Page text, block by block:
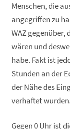
Menschen, die
angegriffen zu
WAZ gegenüber,
wären und
habe. Fakt ist
Stunden an der
der Nähe des
verhaftet wurden.
Gegen 0 Uhr ist